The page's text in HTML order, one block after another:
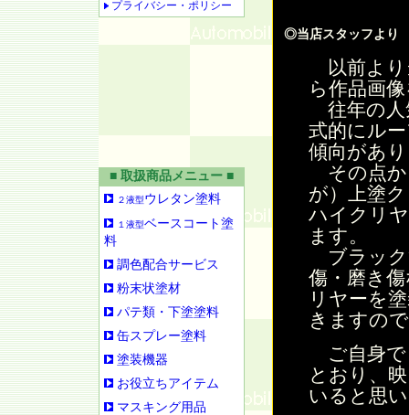
プライバシー・ポリシー
◎当店スタッフより
以前より
ら作品画
往年の人
式的にル
傾向があ
その点か
が）上塗
ハイクリ
ます。
ブラック
傷・磨き
リヤーを
きますの
ご自身で
とおり、
いると思
■ 取扱商品メニュー ■
２液型ウレタン塗料
１液型ベースコート塗
料
調色配合サービス
粉末状塗材
パテ類・下塗塗料
缶スプレー塗料
塗装機器
お役立ちアイテム
マスキング用品